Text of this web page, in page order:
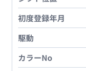
初度登録年月
駆動
カラーNo